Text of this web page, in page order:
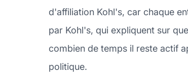
d'affiliation Kohl's, car chaque
par Kohl's, qui expliquent sur
combien de temps il reste actif
politique.